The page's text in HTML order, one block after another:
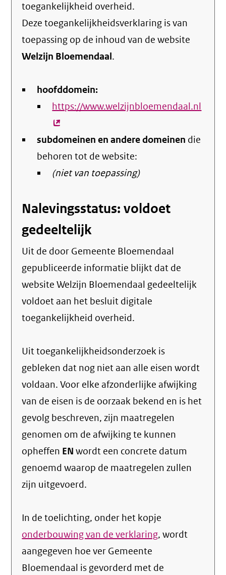
toegankelijkheid overheid.
Deze toegankelijkheidsverklaring is van
toepassing op de inhoud van de website
Welzijn Bloemendaal.
hoofddomein:
https://www.welzijnbloemendaal.nl
subdomeinen en andere domeinen die
behoren tot de website:
(niet van toepassing)
Nalevingsstatus: voldoet
gedeeltelijk
Uit de door Gemeente Bloemendaal
gepubliceerde informatie blijkt dat de
website Welzijn Bloemendaal gedeeltelijk
voldoet aan het besluit digitale
toegankelijkheid overheid.
Uit toegankelijkheidsonderzoek is
gebleken dat nog niet aan alle eisen wordt
voldaan. Voor elke afzonderlijke afwijking
van de eisen is de oorzaak bekend en is het
gevolg beschreven, zijn maatregelen
genomen om de afwijking te kunnen
opheffen EN wordt een concrete datum
genoemd waarop de maatregelen zullen
zijn uitgevoerd.
In de toelichting, onder het kopje
onderbouwing van de verklaring, wordt
aangegeven hoe ver Gemeente
Bloemendaal is gevorderd met de